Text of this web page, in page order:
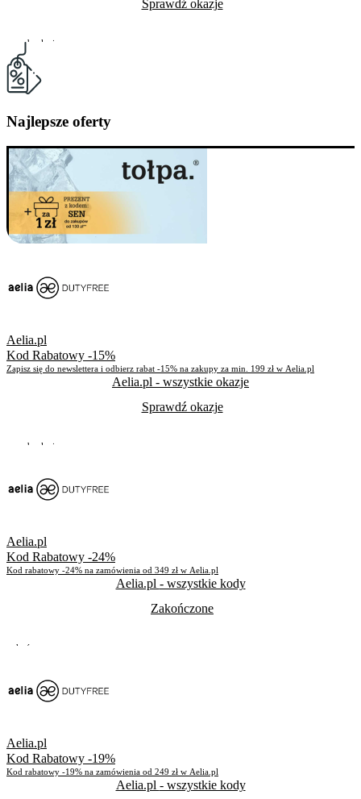
Sprawdź okazje
Do odwołania
Skorzystało
Najlepsze oferty
Aelia.pl
Kod Rabatowy -15%
Zapisz się do newslettera i odbierz rabat -15% na zakupy za min. 199 zł w Aelia.pl
Aelia.pl - wszystkie okazje
Sprawdź okazje
Do odwołania
Skorzystało
Aelia.pl
Kod Rabatowy -24%
Kod rabatowy -24% na zamówienia od 349 zł w Aelia.pl
Aelia.pl - wszystkie kody
Zakończone
Zakończone
Skorzystało
Aelia.pl
Kod Rabatowy -19%
Kod rabatowy -19% na zamówienia od 249 zł w Aelia.pl
Aelia.pl - wszystkie kody